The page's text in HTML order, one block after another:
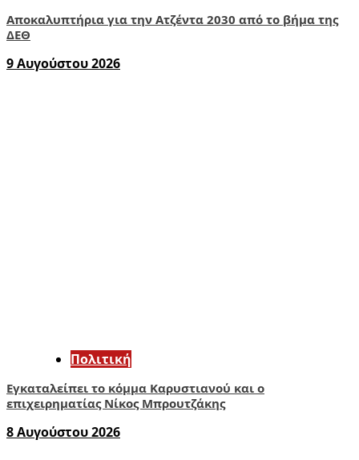
Αποκαλυπτήρια για την Ατζέντα 2030 από το βήμα της
ΔΕΘ
9 Αυγούστου 2026
Πολιτική
Εγκαταλείπει το κόμμα Καρυστιανού και ο
επιχειρηματίας Νίκος Μπρουτζάκης
8 Αυγούστου 2026